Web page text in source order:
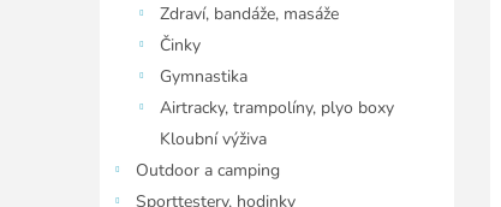
Zdraví, bandáže, masáže
Činky
Gymnastika
Airtracky, trampolíny, plyo boxy
Kloubní výživa
Outdoor a camping
Sporttestery, hodinky